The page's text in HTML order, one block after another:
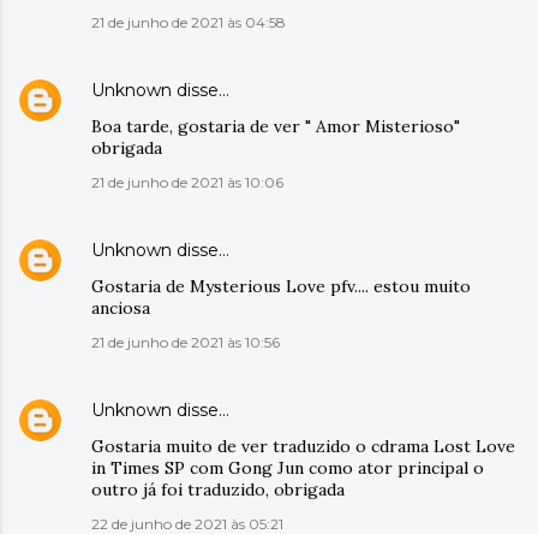
21 de junho de 2021 às 04:58
Unknown disse…
Boa tarde, gostaria de ver " Amor Misterioso"
obrigada
21 de junho de 2021 às 10:06
Unknown disse…
Gostaria de Mysterious Love pfv.... estou muito
anciosa
21 de junho de 2021 às 10:56
Unknown disse…
Gostaria muito de ver traduzido o cdrama Lost Love
in Times SP com Gong Jun como ator principal o
outro já foi traduzido, obrigada
22 de junho de 2021 às 05:21